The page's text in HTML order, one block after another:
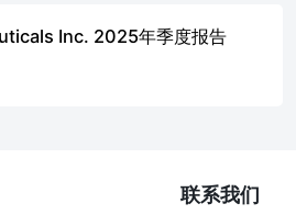
财务报表中。 每股收益（亏损） 每股
通过将净收入（亏损）除以不考虑潜在普
通股数量来计算。摊薄收益（亏损）每股
在摊薄收益（亏损）每股的计算中。当
Inc. 2025年季度报告
联系我们